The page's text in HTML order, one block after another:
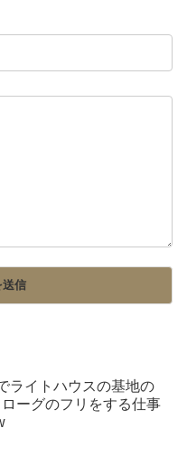
ライトハウスの基地の
ーグのフリをする仕事